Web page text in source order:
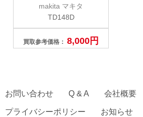
makita マキタ
TD148D
買取参考価格：8,000円
お問い合わせ Q & A 会社概要
プライバシーポリシー お知らせ